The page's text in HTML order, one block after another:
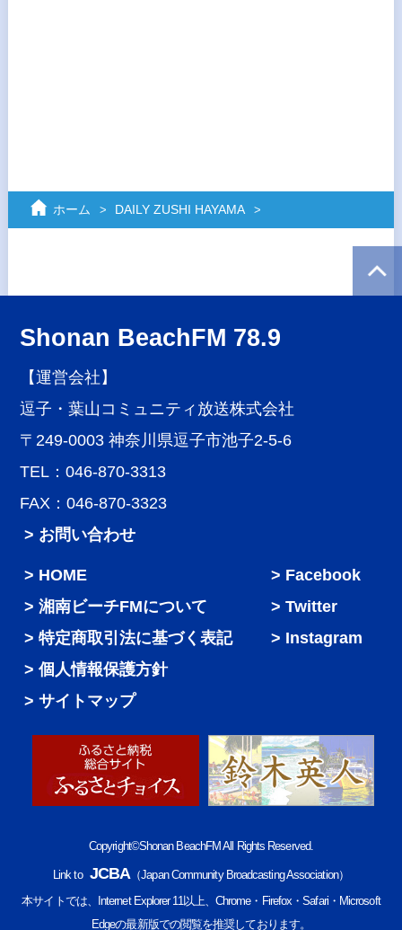
ホーム DAILY ZUSHI HAYAMA
Shonan BeachFM 78.9
【運営会社】
逗子・葉山コミュニティ放送株式会社
〒249-0003 神奈川県逗子市池子2-5-6
TEL：046-870-3313
FAX：046-870-3323
> お問い合わせ
HOME
湘南ビーチFMについて
特定商取引法に基づく表記
個人情報保護方針
サイトマップ
Facebook
Twitter
Instagram
Copyright©Shonan BeachFM All Rights Reserved.
Link to JCBA（Japan Community Broadcasting Association）
本サイトでは、Internet Explorer 11以上、Chrome・Firefox・Safari・Microsoft
Edgeの最新版での閲覧を推奨しております。